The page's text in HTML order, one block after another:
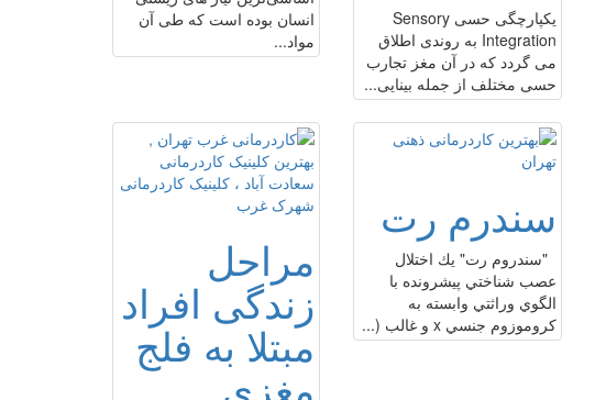
انسان بوده است که طی آن
مواد...
یکپارچگی حسی Sensory
Integration به روندی اطلاق
می گردد که در آن مغز تجارب
حسی مختلف از جمله بینایی...
مراحل
زندگی افراد
مبتلا به فلج
مغزی
سندرم رت
"سندروم رت" يك اختلال
عصب شناختي پيشرونده با
الگوي وراثتي وابسته به
كروموزوم جنسي x و غالب (...